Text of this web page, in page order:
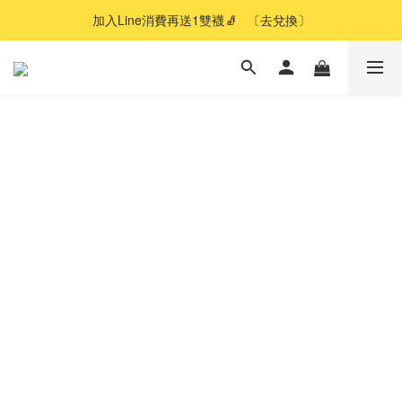
加入Line消費再送1雙襪🧦   〔去兌換〕